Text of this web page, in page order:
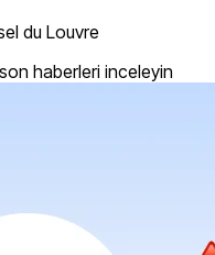
du Louvre
haberleri inceleyin